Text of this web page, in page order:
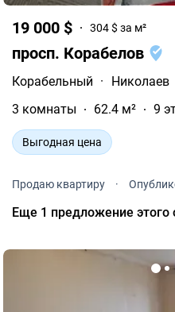
19 000 $ 304 $ за м²
просп. Корабелов
Корабельный ·
Николаев
3 комнаты
62.4 м² 9
Выгодная цена
Продаю квартиру ·
Еще 1 предложение этого